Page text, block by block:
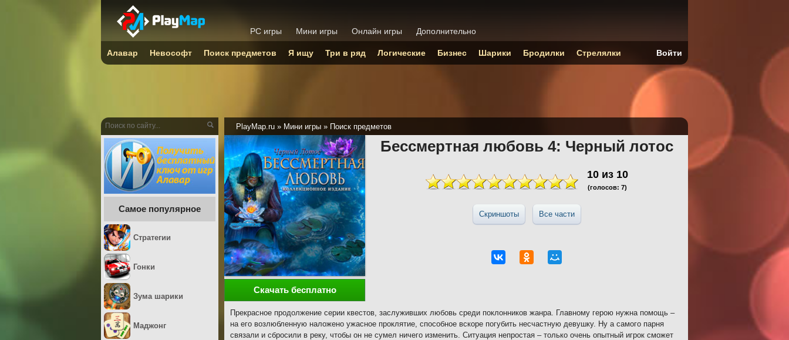
PlayMap.ru » Мини игры » Поиск предметов
Бессмертная любовь 4: Черный лотос
10из 10
(голосов: 7)
Скриншоты Все части
Скачать бесплатно
Прекрасное продолжение серии квестов, заслуживших любовь среди поклонников жанра. Главному герою нужна помощь –
на его возлюбленную наложено ужасное проклятие, способное вскоре погубить несчастную девушку. Ну а самого парня
связали и сбросили в реку, чтобы он не сумел ничего изменить. Ситуация непростая – только очень опытный игрок сможет
Самое популярное
Стратегии
Гонки
Зума шарики
Маджонг
PC игры Мини игры Онлайн игры Дополнительно
Алавар Невософт Поиск предметов Я ищу Три в ряд Логические Бизнес Шарики Бродилки Стрелялки Войти